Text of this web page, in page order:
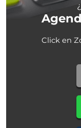
Click en